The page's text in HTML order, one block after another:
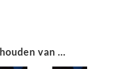
van …